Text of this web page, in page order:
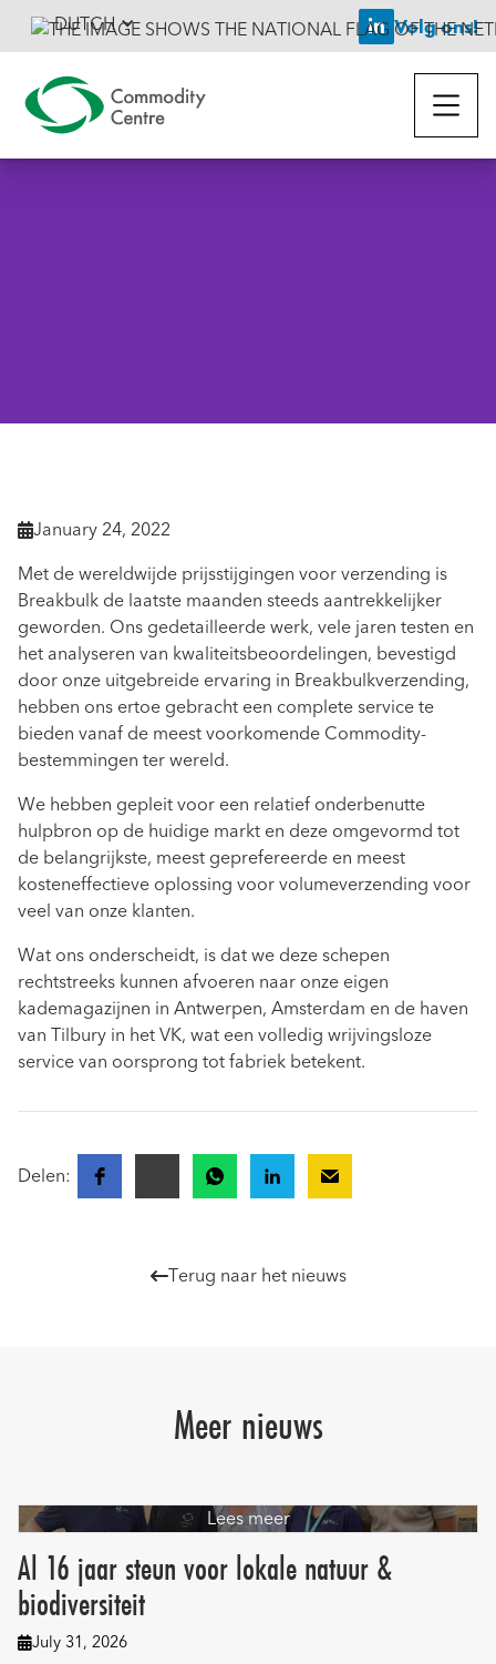
DUTCH  Volg ons!
January 24, 2022
Met de wereldwijde prijsstijgingen voor verzending is
Breakbulk de laatste maanden steeds aantrekkelijker
geworden. Ons gedetailleerde werk, vele jaren testen en
het analyseren van kwaliteitsbeoordelingen, bevestigd
door onze uitgebreide ervaring in Breakbulkverzending,
hebben ons ertoe gebracht een complete service te
bieden vanaf de meest voorkomende Commodity-
bestemmingen ter wereld.
We hebben gepleit voor een relatief onderbenutte
hulpbron op de huidige markt en deze omgevormd tot
de belangrijkste, meest geprefereerde en meest
kosteneffectieve oplossing voor volumeverzending voor
veel van onze klanten.
Wat ons onderscheidt, is dat we deze schepen
rechtstreeks kunnen afvoeren naar onze eigen
kademagazijnen in Antwerpen, Amsterdam en de haven
van Tilbury in het VK, wat een volledig wrijvingsloze
service van oorsprong tot fabriek betekent.
Delen:
Terug naar het nieuws
Meer nieuws
Lees meer
Al 16 jaar steun voor lokale natuur &
biodiversiteit
July 31, 2026